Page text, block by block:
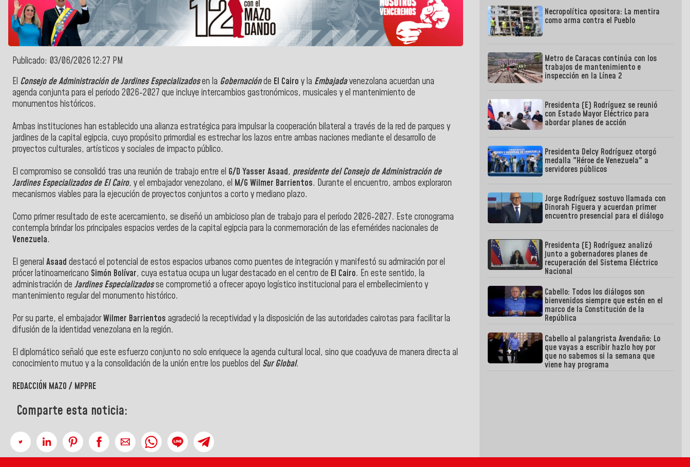
Publicado: 03/06/2026 12:27 PM
El Consejo de Administración de Jardines Especializadosen la Gobernaciónde El Cairo y la Embajadavenezolana acuerdan una
agenda conjunta para el período 2026-2027 que incluye intercambios gastronómicos, musicales y el mantenimiento de
monumentos históricos.
Ambas instituciones han establecido una alianza estratégica para impulsar la cooperación bilateral a través de la red de parques y
jardines de la capital egipcia, cuyo propósito primordial es estrechar los lazos entre ambas naciones mediante el desarrollo de
proyectos culturales, artísticos y sociales de impacto público.
El compromiso se consolidó tras una reunión de trabajo entre el G/D Yasser Asaad, presidente del Consejo de Administración de
Jardines Especializados de El Cairo, y el embajador venezolano, el M/G Wilmer Barrientos. Durante el encuentro, ambos exploraron
mecanismos viables para la ejecución de proyectos conjuntos a corto y mediano plazo.
Como primer resultado de este acercamiento, se diseñó un ambicioso plan de trabajo para el período 2026-2027. Este cronograma
contempla brindar los principales espacios verdes de la capital egipcia para la conmemoración de las efemérides nacionales de
Venezuela.
El general Asaad destacó el potencial de estos espacios urbanos como puentes de integración y manifestó su admiración por el
prócer latinoamericano Simón Bolívar, cuya estatua ocupa un lugar destacado en el centro de El Cairo. En este sentido, la
administración de Jardines Especializadosse comprometió a ofrecer apoyo logístico institucional para el embellecimiento y
mantenimiento regular del monumento histórico.
Por su parte, el embajadorWilmer Barrientos agradeció la receptividad y la disposición de las autoridades cairotas para facilitar la
difusión de la identidad venezolana en la región.
El diplomático señaló que este esfuerzo conjunto no solo enriquece la agenda cultural local, sino que coadyuva de manera directa al
conocimiento mutuo y a la consolidación de la unión entre los pueblos del Sur Global.
REDACCIÓN MAZO / MPPRE
Comparte esta noticia:
Necropolítica opositora: La mentira
como arma contra el Pueblo
Metro de Caracas continúa con los
trabajos de mantenimiento e
inspección en la Línea 2
Presidenta (E) Rodríguez se reunió
con Estado Mayor Eléctrico para
abordar planes de acción
Presidenta Delcy Rodríguez otorgó
medalla "Héroe de Venezuela" a
servidores públicos
Jorge Rodríguez sostuvo llamada con
Dinorah Figuera y acuerdan primer
encuentro presencial para el diálogo
Presidenta (E) Rodríguez analizó
junto a gobernadores planes de
recuperación del Sistema Eléctrico
Nacional
Cabello: Todos los diálogos son
bienvenidos siempre que estén en el
marco de la Constitución de la
República
Cabello al palangrista Avendaño: Lo
que vayas a escribir hazlo hoy por
que no sabemos si la semana que
viene hay programa